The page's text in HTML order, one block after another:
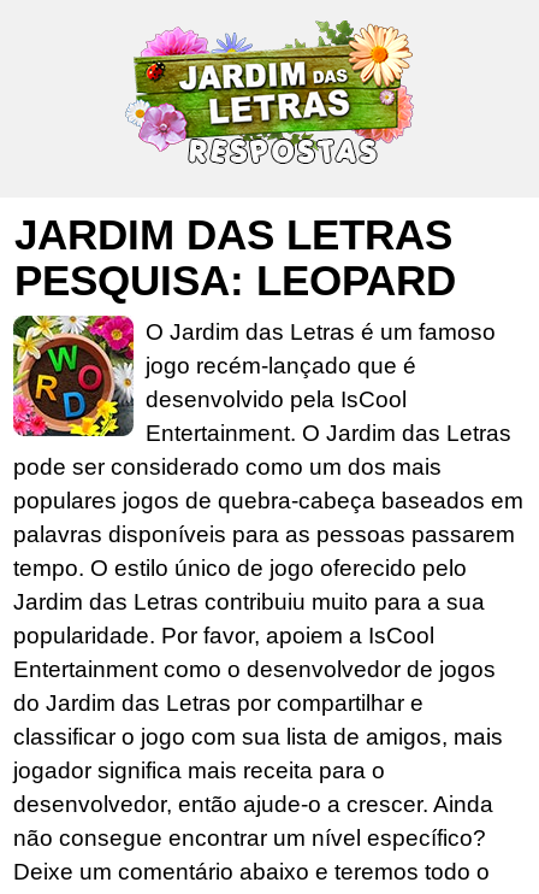
JARDIM DAS LETRAS
PESQUISA: LEOPARD
O Jardim das Letras é um famoso
jogo recém-lançado que é
desenvolvido pela IsCool
Entertainment. O Jardim das Letras
pode ser considerado como um dos mais
populares jogos de quebra-cabeça baseados em
palavras disponíveis para as pessoas passarem
tempo. O estilo único de jogo oferecido pelo
Jardim das Letras contribuiu muito para a sua
popularidade. Por favor, apoiem a IsCool
Entertainment como o desenvolvedor de jogos
do Jardim das Letras por compartilhar e
classificar o jogo com sua lista de amigos, mais
jogador significa mais receita para o
desenvolvedor, então ajude-o a crescer. Ainda
não consegue encontrar um nível específico?
Deixe um comentário abaixo e teremos todo o